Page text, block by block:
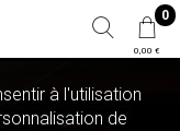
0
0,00 €
à l'utilisation
de